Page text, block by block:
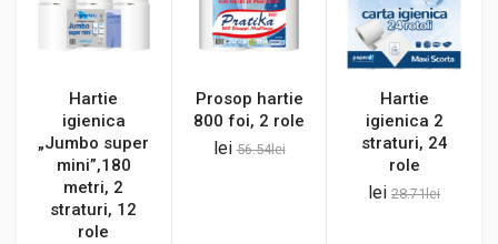
Hartie
igienica
„Jumbo super
mini”,180
metri, 2
straturi, 12
role
Prosop hartie
800 foi, 2 role
lei 56.54lei
Hartie
igienica 2
straturi, 24
role
lei 28.71lei